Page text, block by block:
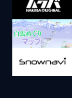
お問い合わせ
営業時間：9:00
TEL.0261-85-